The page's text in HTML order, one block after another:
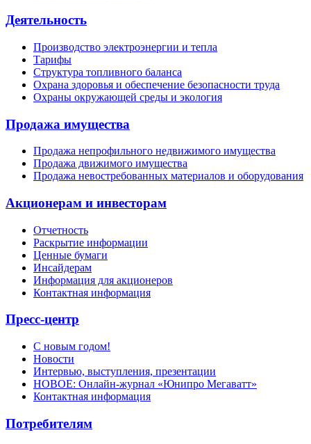
Деятельность
Производство электроэнергии и тепла
Тарифы
Структура топливного баланса
Охрана здоровья и обеспечение безопасности труда
Охраны окружающей среды и экология
Продажа имущества
Продажа непрофильного недвижимого имущества
Продажа движимого имущества
Продажа невостребованных материалов и оборудования
Акционерам и инвесторам
Отчетность
Раскрытие информации
Ценные бумаги
Инсайдерам
Информация для акционеров
Контактная информация
Пресс-центр
С новым годом!
Новости
Интервью, выступления, презентации
НОВОЕ: Онлайн-журнал «Юнипро Мегаватт»
Контактная информация
Потребителям